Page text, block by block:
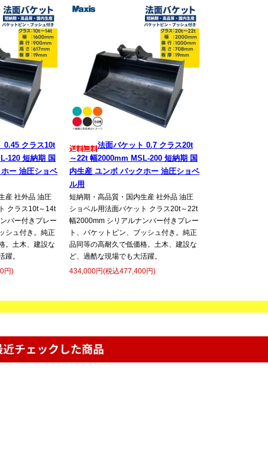
0.45 クラス10t
120 短納期 国
ー 油圧ショベ
産 社外品 油圧
クラス10t～14t
バー付きプレー
シュ付き。純正
。土木、建設な
躍。
円)
法面バケット 0.7 クラス20t
～22t 幅2000mm MSL-200 短納期 国
内生産 ユンボ バックホー 油圧ショベ
ル用
短納期・高品質・国内生産 社外品 油圧
ショベル用法面バケット クラス20t～22t
幅2000mm シリアルナンバー付きプレー
ト、バケットピン、ブッシュ付き。純正
品同等の高耐久で低価格。土木、建設な
ど、過酷な現場でも大活躍。
434,000円(税込477,400円)